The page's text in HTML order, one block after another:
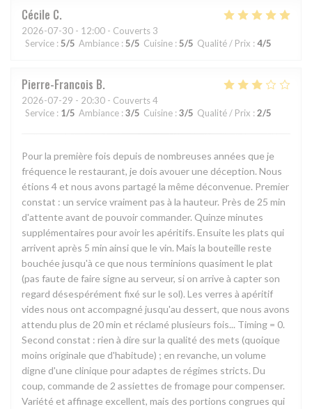
Cécile C
2026-07-30 - 12:00 - Couverts 3
Service : 5/5 Ambiance : 5/5 Cuisine : 5/5 Qualité / Prix : 4/5
Pierre-Francois B
2026-07-29 - 20:30 - Couverts 4
Service : 1/5 Ambiance : 3/5 Cuisine : 3/5 Qualité / Prix : 2/5
Pour la première fois depuis de nombreuses années que je
fréquence le restaurant, je dois avouer une déception. Nous
étions 4 et nous avons partagé la même déconvenue. Premier
constat : un service vraiment pas à la hauteur. Près de 25 min
d'attente avant de pouvoir commander. Quinze minutes
supplémentaires pour avoir les apéritifs. Ensuite les plats qui
arrivent après 5 min ainsi que le vin. Mais la bouteille reste
bouchée jusqu'à ce que nous terminions quasiment le plat
(pas faute de faire signe au serveur, si on arrive à capter son
regard désespérément fixé sur le sol). Les verres à apéritif
vides nous ont accompagné jusqu'au dessert, que nous avons
attendu plus de 20 min et réclamé plusieurs fois... Timing = 0.
Second constat : rien à dire sur la qualité des mets (quoique
moins originale que d'habitude) ; en revanche, un volume
digne d'une clinique pour adaptes de régimes stricts. Du
coup, commande de 2 assiettes de fromage pour compenser.
Variété et affinage excellent, mais des portions congrues qui